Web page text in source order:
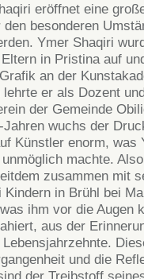
eröffnet eine
besonderen
Ymer Shaqiri
in Pristina auf
an der
er als Dozent
der Gemeinde
wuchs der
Künstler enorm, was
machte.
zusammen mit
in Brühl bei
ihm vor die Augen
aus der
und die
der Treibstoff